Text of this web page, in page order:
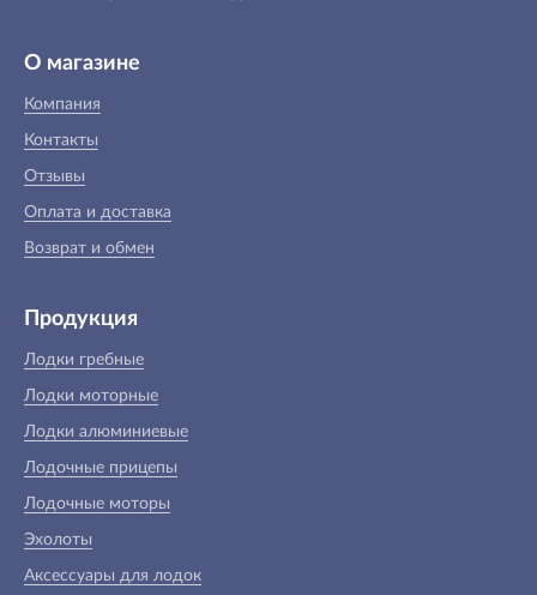
О магазине
Компания
Контакты
Отзывы
Оплата и доставка
Возврат и обмен
Продукция
Лодки гребные
Лодки моторные
Лодки алюминиевые
Лодочные прицепы
Лодочные моторы
Эхолоты
Аксессуары для лодок